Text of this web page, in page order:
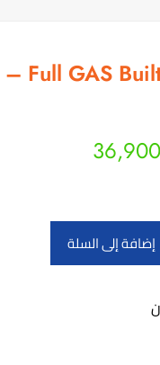
Full GAS
إضافة إلى السلة